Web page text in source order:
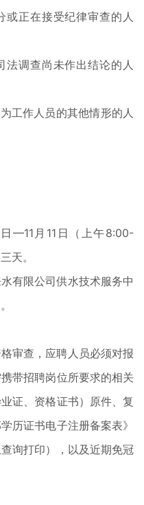
或正在接受纪律审查的人
法调查尚未作出结论的人
工作人员的其他情形的人
—11月11日（上午8:00-
天。
有限公司供水技术服务中
审查，应聘人员必须对报
带招聘岗位所要求的相关
证、资格证书）原件、复
历证书电子注册备案表》
询打印），以及近期免冠